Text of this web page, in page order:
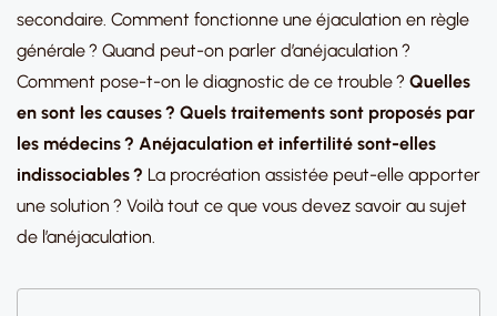
secondaire. Comment fonctionne une éjaculation en règle
générale ? Quand peut-on parler d’anéjaculation ?
Comment pose-t-on le diagnostic de ce trouble ? Quelles
en sont les causes ? Quels traitements sont proposés par
les médecins ? Anéjaculation et infertilité sont-elles
indissociables ? La procréation assistée peut-elle apporter
une solution ? Voilà tout ce que vous devez savoir au sujet
de l’anéjaculation.